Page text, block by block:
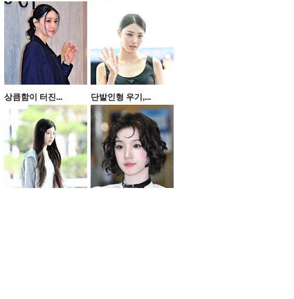
상큼함이 터진... 단발인형 우기,...